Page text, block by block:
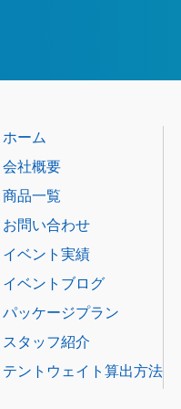
ホーム
会社概要
商品一覧
お問い合わせ
イベント実績
イベントブログ
パッケージプラン
スタッフ紹介
テントウェイト算出方法